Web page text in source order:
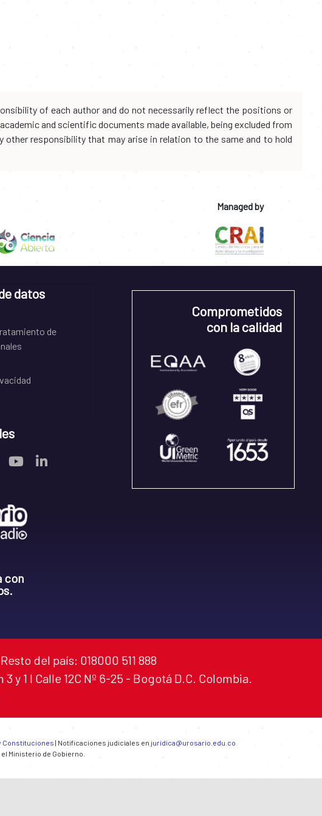
of each author and do not necessarily reflect the positions or
and scientific documents made available, being excluded from
responsibility that may arise in relation to the same and to hold
Managed by
datos
de
con
Comprometidos
con la calidad
del país: 018000 511 888
y 1 I Calle 12C Nº 6-25 - Bogotá D.C. Colombia.
Constituciones | Notificaciones judiciales en juridica@urosario.edu.co
Ministerio de Gobierno.